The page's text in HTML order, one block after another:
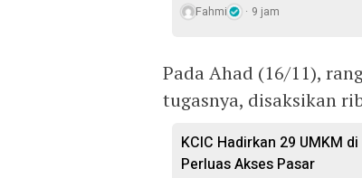
Fahmi 9 jam
Pada Ahad (16/11),
tugasnya, disaksikan
KCIC Hadirkan 29 UMKM
Perluas Akses Pasar